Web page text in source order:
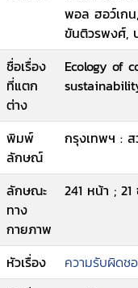
พอล ฮอว์เก
ขันติวรพงศ์,
ชื่อเรื่อง
ที่แตก
ต่าง
Ecology of
พิมพ์
ลักษณ์
กรุงเทพฯ : ส
ลักษณะ
ทาง
กายภาพ
241 หน้า ; 21
หัวเรื่อง
ความรับผิดช